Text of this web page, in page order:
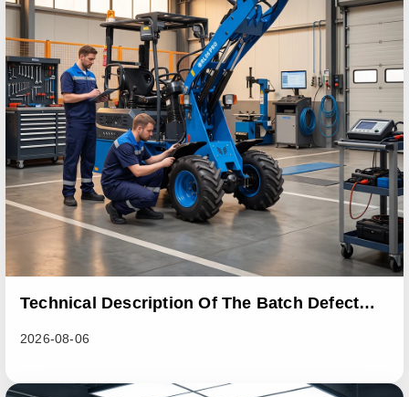
Technical Description Of The Batch Defect
2026-08-06